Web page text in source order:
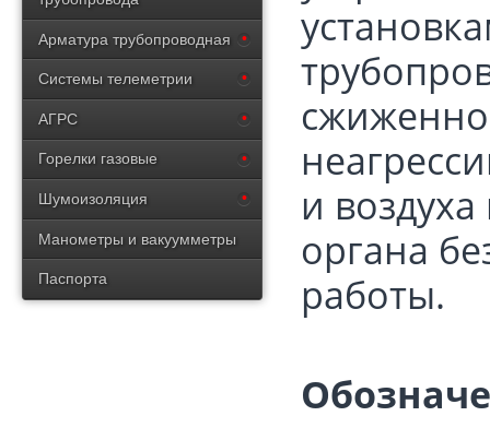
Арматура трубопроводная
Системы телеметрии
АГРС
Горелки газовые
Шумоизоляция
Манометры и вакуумметры
Паспорта
и
органа
работы.